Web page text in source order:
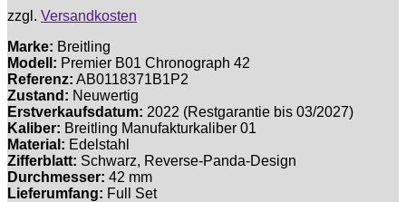
zzgl. Versandkosten
Marke: Breitling
Modell: Premier B01 Chronograph 42
Referenz: AB0118371B1P2
Zustand: Neuwertig
Erstverkaufsdatum: 2022 (Restgarantie bis 03/2027)
Kaliber: Breitling Manufakturkaliber 01
Material: Edelstahl
Zifferblatt: Schwarz, Reverse-Panda-Design
Durchmesser: 42 mm
Lieferumfang: Full Set